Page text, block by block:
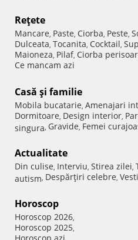
Reţete
Mancare, Paste, Ciorba, Peste,
Dulceata, Tocanita, Cocktail,
Maioneza, Pilaf, Ciorba
Ce mancam azi
Casă şi familie
Mobila bucatarie, Amenajari
Dormitoare, Design interior,
singura, Gravide, Femei
Actualitate
Din culise, Interviu, Stirea zilei,
autism, Despărţiri celebre,
Horoscop
Horoscop 2026,
Horoscop 2025,